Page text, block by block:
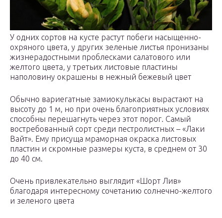
У одних сортов на кусте растут побеги насыщенно-
охряного цвета, у других зеленые листья пронизаны
жизнерадостными проблесками салатового или
желтого цвета, у третьих листовые пластины
наполовину окрашены в нежный бежевый цвет
Обычно вариегатные замиокулькасы вырастают на
высоту до 1 м, но при очень благоприятных условиях
способны перешагнуть через этот порог. Самый
востребованный сорт среди пестролистных – «Лаки
Вайт». Ему присуща мраморная окраска листовых
пластин и скромные размеры куста, в среднем от 30
до 40 см.
Очень привлекательно выглядит «Шорт Лив»
благодаря интересному сочетанию солнечно-желтого
и зеленого цвета